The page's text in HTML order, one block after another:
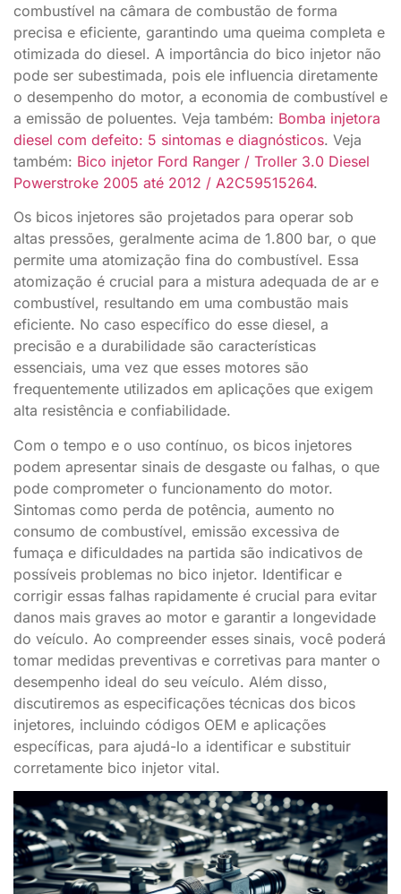
combustível na câmara de combustão de forma
precisa e eficiente, garantindo uma queima completa e
otimizada do diesel. A importância do bico injetor não
pode ser subestimada, pois ele influencia diretamente
o desempenho do motor, a economia de combustível e
a emissão de poluentes. Veja também: Bomba injetora
diesel com defeito: 5 sintomas e diagnósticos. Veja
também: Bico injetor Ford Ranger / Troller 3.0 Diesel
Powerstroke 2005 até 2012 / A2C59515264.
Os bicos injetores são projetados para operar sob
altas pressões, geralmente acima de 1.800 bar, o que
permite uma atomização fina do combustível. Essa
atomização é crucial para a mistura adequada de ar e
combustível, resultando em uma combustão mais
eficiente. No caso específico do esse diesel, a
precisão e a durabilidade são características
essenciais, uma vez que esses motores são
frequentemente utilizados em aplicações que exigem
alta resistência e confiabilidade.
Com o tempo e o uso contínuo, os bicos injetores
podem apresentar sinais de desgaste ou falhas, o que
pode comprometer o funcionamento do motor.
Sintomas como perda de potência, aumento no
consumo de combustível, emissão excessiva de
fumaça e dificuldades na partida são indicativos de
possíveis problemas no bico injetor. Identificar e
corrigir essas falhas rapidamente é crucial para evitar
danos mais graves ao motor e garantir a longevidade
do veículo. Ao compreender esses sinais, você poderá
tomar medidas preventivas e corretivas para manter o
desempenho ideal do seu veículo. Além disso,
discutiremos as especificações técnicas dos bicos
injetores, incluindo códigos OEM e aplicações
específicas, para ajudá-lo a identificar e substituir
corretamente bico injetor vital.